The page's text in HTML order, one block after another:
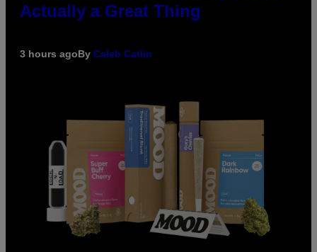
Actually a Great Thing
3 hours agoBy Caleb Catlin